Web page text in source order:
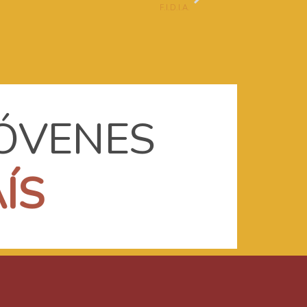
F.I.D.I.A.
ÍS